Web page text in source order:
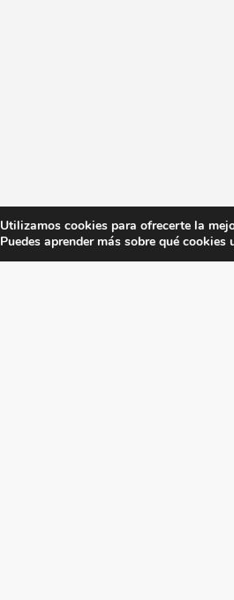
Utilizamos cookies para ofrecerte la
Puedes aprender más sobre qué